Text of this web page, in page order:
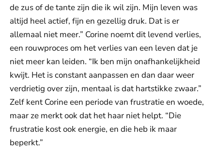
de zus of de tante zijn die ik wil zijn. Mijn leven was
altijd heel actief, fijn en gezellig druk. Dat is er
allemaal niet meer.” Corine noemt dit levend verlies,
een rouwproces om het verlies van een leven dat je
niet meer kan leiden. “Ik ben mijn onafhankelijkheid
kwijt. Het is constant aanpassen en dan daar weer
verdrietig over zijn, mentaal is dat hartstikke zwaar.”
Zelf kent Corine een periode van frustratie en woede,
maar ze merkt ook dat het haar niet helpt. “Die
frustratie kost ook energie, en die heb ik maar
beperkt.”